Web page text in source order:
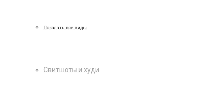
Показать все виды
Свитшоты и худи